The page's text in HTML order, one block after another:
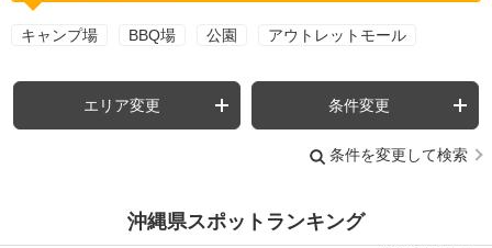
キャンプ場 BBQ場 公園 アウトレットモール
エリア変更 条件変更
条件を変更して検索
沖縄県スポットランキング